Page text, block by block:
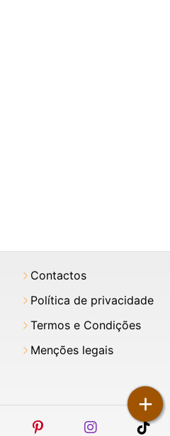
+
Contactos
Política de privacidade
Termos e Condições
Menções legais
youtubepinterestinstagram